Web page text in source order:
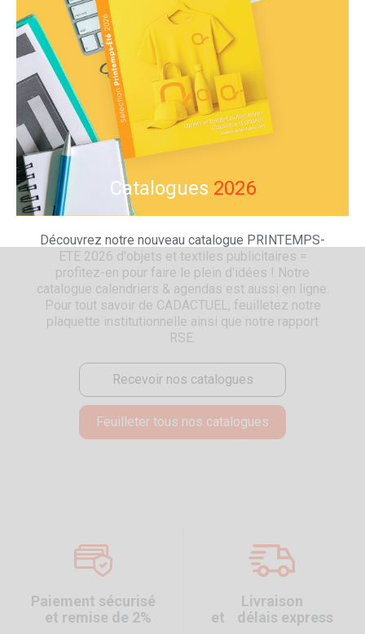
Catalogues 2026
Découvrez notre nouveau catalogue PRINTEMPS-
ETE 2026 d'objets et textiles publicitaires =
profitez-en pour faire le plein d'idées ! Notre
catalogue calendriers & agendas est aussi en ligne.
Pour tout savoir de CADACTUEL, feuilletez notre
plaquette institutionnelle ainsi que notre rapport
RSE.
Recevoir nos catalogues
Feuilleter tous nos catalogues
Paiement sécurisé
et remise de 2%
Livraison
et délais express